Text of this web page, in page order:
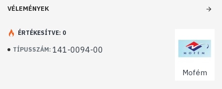
VÉLEMÉNYEK
TÍPUSSZÁM: 141-0094-00
Mofém
ÉRTÉKESÍTVE: 0